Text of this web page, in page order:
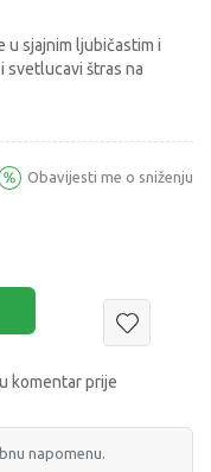
u sjajnim ljubičastim i
svetlucavi štras na
Obavijesti me o sniženju
komentar prije